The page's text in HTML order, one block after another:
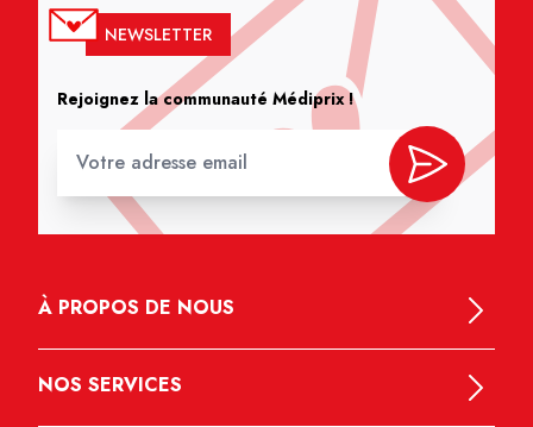
NEWSLETTER
Rejoignez la communauté Médiprix !
À PROPOS DE NOUS
NOS SERVICES